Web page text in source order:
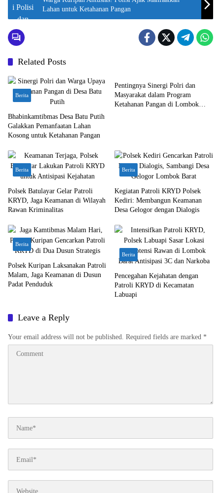
Lahan untuk Ketahanan Pangan
Related Posts
Berita
Bhabinkamtibmas Desa Batu Putih
Galakkan Pemanfaatan Lahan
Kosong untuk Ketahanan Pangan
Pentingnya Sinergi Polri dan
Masyarakat dalam Program
Ketahanan Pangan di Lombok
Berita
Polsek Batulayar Gelar Patroli
KRYD, Jaga Keamanan di Wilayah
Rawan Kriminalitas
Berita
Kegiatan Patroli KRYD Polsek
Kediri: Membangun Keamanan
Desa Gelogor dengan Dialogis
Berita
Polsek Kuripan Laksanakan Patroli
Malam, Jaga Keamanan di Dusun
Padat Penduduk
Berita
Pencegahan Kejahatan dengan
Patroli KRYD di Kecamatan
Labuapi
Leave a Reply
Your email address will not be published. Required fields are marked *